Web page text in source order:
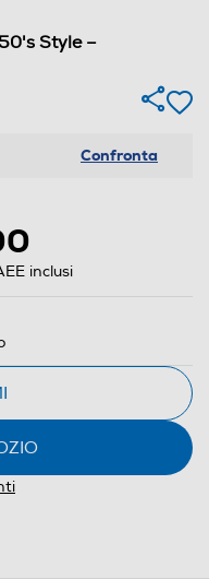
Style –
Confronta
inclusi